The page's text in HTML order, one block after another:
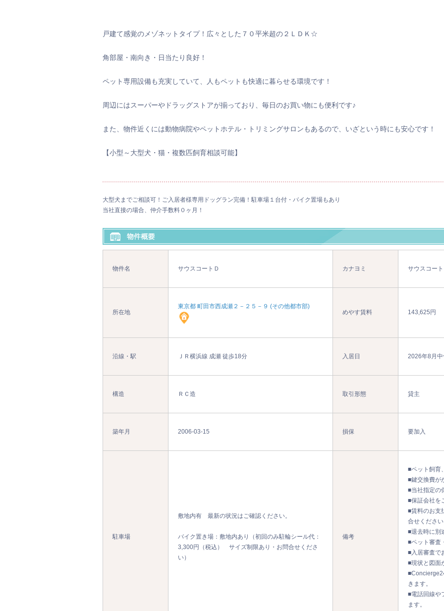
戸建て感覚のメゾネットタイプ！広々とした７０平米超の２ＬＤＫ☆
角部屋・南向き・日当たり良好！
ペット専用設備も充実していて、人もペットも快適に暮らせる環境です！
周辺にはスーパーやドラッグストアが揃っており、毎日のお買い物にも便利です♪
また、物件近くには動物病院やペットホテル・トリミングサロンもあるので、いざという時にも安心です！
【小型～大型犬・猫・複数匹飼育相談可能】
大型犬までご相談可！ご入居者様専用ドッグラン完備！駐車場１台付・バイク置場もあり
当社直接の場合、仲介手数料０ヶ月！
物件名 サウスコートＤ カナヨミ サウスコー
所在地
東京都 町田市西成瀬２－２５－９ (その他都市部)
めやす賃料
143,625円
沿線・駅 ＪＲ横浜線 成瀬 徒歩18分 入居日 2026年8月中
構造 ＲＣ造 取引形態 貸主
築年月 2006-03-15 損保 要加入
駐車場
敷地内有 最新の状況はご確認ください。
バイク置き場：敷地内あり（初回のみ駐輪シール代：
3,300円（税込） サイズ制限あり・お問合せくださ
い）
備考
■ペット飼育
■鍵交換費が
■当社指定の
■保証会社を
■賃料のお支
合せくださ
■退去時に別
■ペット審査
■入居審査で
■現状と図面
きます。
■電話回線や
ます。